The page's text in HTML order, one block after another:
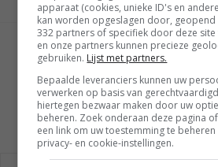
GESCHREVEN
MARTIJN CHEL
apparaat (cookies, unieke ID's en
kan worden opgeslagen door,
332 partners of specifiek door deze
en onze partners kunnen precieze
gebruiken. Lijst met partners.
Bepaalde leveranciers kunnen uw
verwerken op basis van
hiertegen bezwaar maken door uw
beheren. Zoek onderaan deze pagina
een link om uw toestemming te
privacy- en cookie-instellingen.